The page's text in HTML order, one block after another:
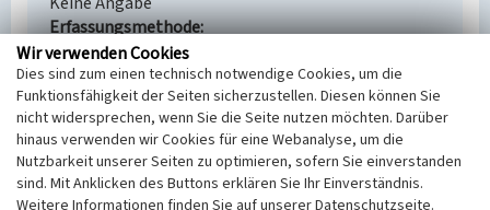
Erfassungsmethode
Übernahme aus externer Fachdatenbank
Empfohlene Zitierweise
Urheberrechtlicher Hinweis
Wir verwenden Cookies
Dies sind zum einen technisch notwendige Cookies, um die
Funktionsfähigkeit der Seiten sicherzustellen. Diesen können Sie
nicht widersprechen, wenn Sie die Seite nutzen möchten. Darüber
hinaus verwenden wir Cookies für eine Webanalyse, um die
Nutzbarkeit unserer Seiten zu optimieren, sofern Sie einverstanden
sind. Mit Anklicken des Buttons erklären Sie Ihr Einverständnis.
Weitere Informationen finden Sie auf unserer Datenschutzseite.